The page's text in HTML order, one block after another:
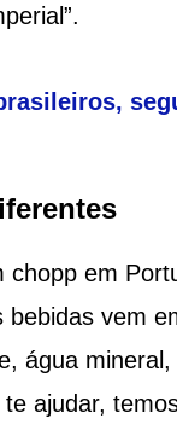
em
bebidas vem
água
ajudar,